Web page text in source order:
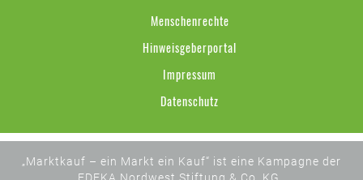
Menschenrechte
Hinweisgeberportal
Impressum
Datenschutz
„Marktkauf – ein Markt ein Kauf“ ist eine Kampagne der
EDEKA Nordwest Stiftung & Co. KG .